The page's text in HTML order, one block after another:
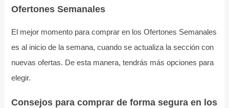
Ofertones Semanales
El mejor momento para comprar en los Ofertones Semanales
es al inicio de la semana, cuando se actualiza la sección con
nuevas ofertas. De esta manera, tendrás más opciones para
elegir.
Consejos para comprar de forma segura en los